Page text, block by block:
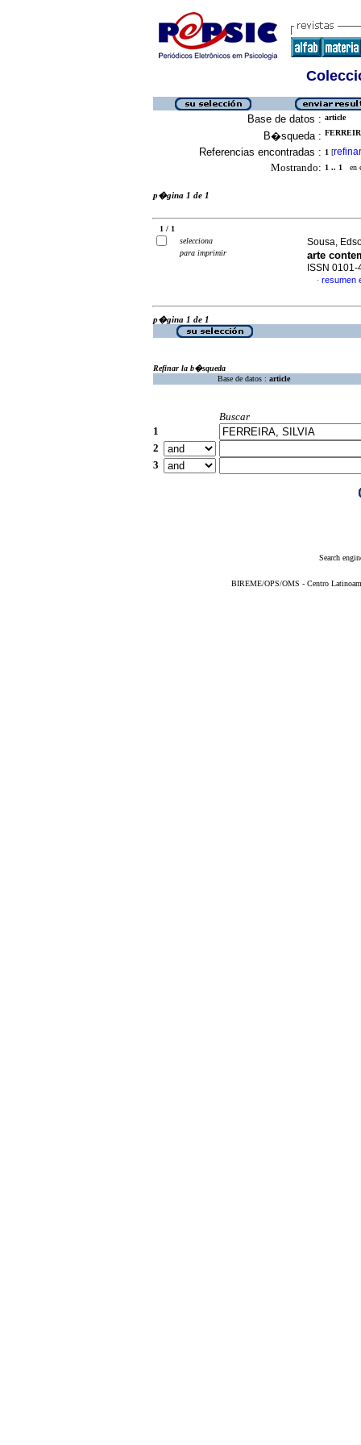
Base de datos : article
B�squeda :
Referencias encontradas : 1 [refinar
Mostrando: 1 .. 1 en
p�gina 1 de 1
1 / 1
selecciona
para imprimir
Sousa,
arte
ISSN 0101-
· resumen
p�gina 1 de 1
Refinar la b�squeda
Base de datos : article
Buscar
1
2
3
Search
BIREME/OPS/OMS - Centro